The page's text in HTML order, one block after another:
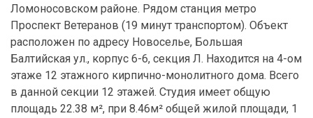
Ломоносовском районе. Рядом станция метро
Проспект Ветеранов (19 минут транспортом). Объект
расположен по адресу Новоселье, Большая
Балтийская ул., корпус 6-6, секция Л. Находится на 4-ом
этаже 12 этажного кирпично-монолитного дома. Всего
в данной секции 12 этажей. Студия имеет общую
площадь 22.38 м², при 8.46м² общей жилой площади, 1